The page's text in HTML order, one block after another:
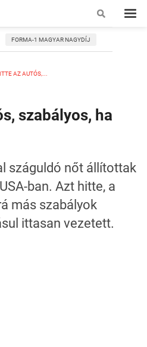
FORMA-1 MAGYAR NAGYDÍJ
AZ AUTÓS,...
szabályos, ha
száguldó nőt állítottak
ban. Azt hitte, a
más szabályok
ittasan vezetett.